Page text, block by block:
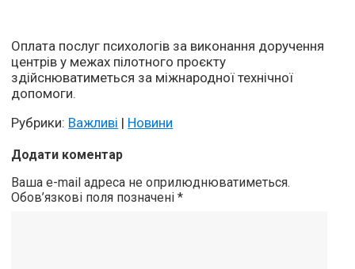
Оплата послуг психологів за виконання доручення
центрів у межах пілотного проєкту
здійснюватиметься за міжнародної технічної
допомоги.
Рубрики: Важливі | Новини
Додати коментар
Ваша e-mail адреса не оприлюднюватиметься.
Обов’язкові поля позначені*